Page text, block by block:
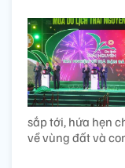
sắp tới, hứa hẹn
về vùng đất và